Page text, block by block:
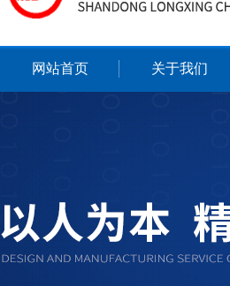
网站首页 关于我们